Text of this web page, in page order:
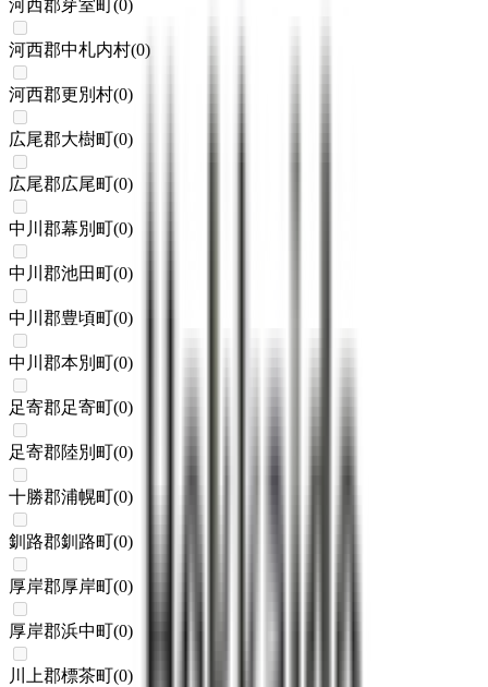
河西郡芽室町(0)
河西郡中札内村(0)
河西郡更別村(0)
広尾郡大樹町(0)
広尾郡広尾町(0)
中川郡幕別町(0)
中川郡池田町(0)
中川郡豊頃町(0)
中川郡本別町(0)
足寄郡足寄町(0)
足寄郡陸別町(0)
十勝郡浦幌町(0)
釧路郡釧路町(0)
厚岸郡厚岸町(0)
厚岸郡浜中町(0)
川上郡標茶町(0)